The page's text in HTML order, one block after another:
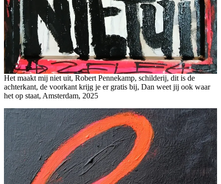
Het maakt mij niet uit, Robert Pennekamp, schilderij, dit is de
achterkant, de voorkant krijg je er gratis bij, Dan weet jij ook waar
het op staat, Amsterdam, 2025